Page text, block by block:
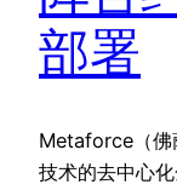
部署
Metaforce（佛
技术的去中心